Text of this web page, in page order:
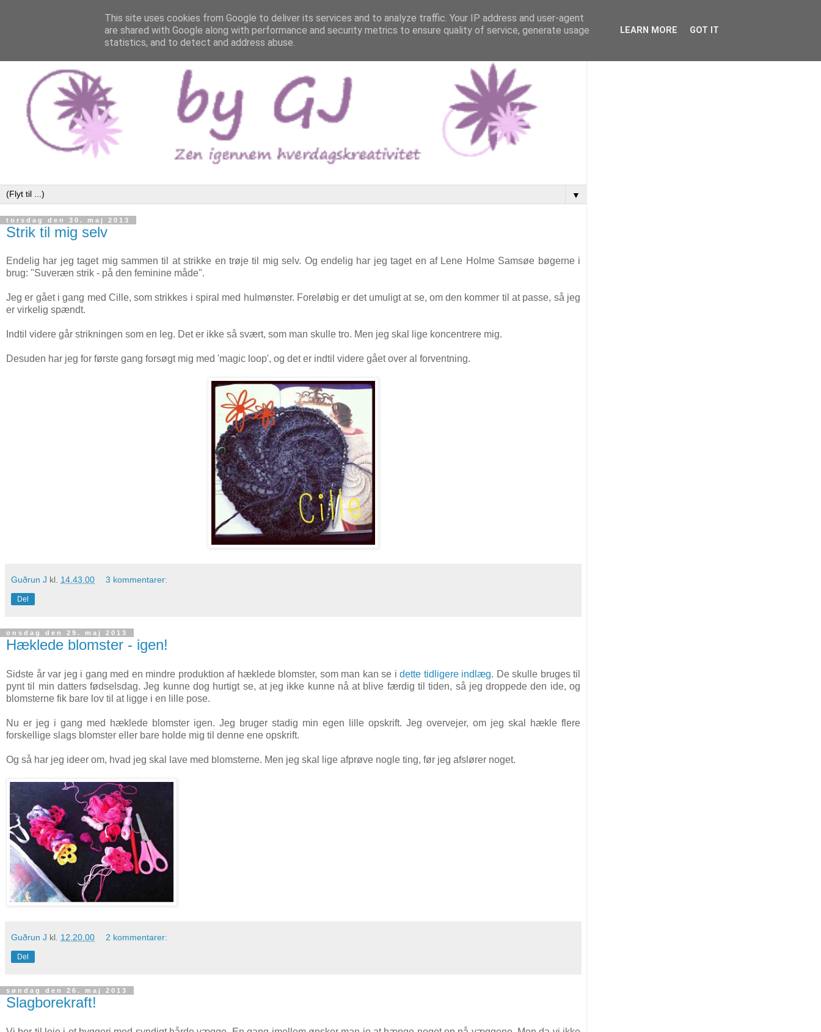
▼
torsdag den 30. maj 2013
Strik til mig selv
Endelig har jeg taget mig sammen til at strikke en trøje til mig selv. Og endelig har jeg taget en af Lene Holme Samsøe bøgerne i
brug: "Suveræn strik - på den feminine måde".
Jeg er gået i gang med Cille, som strikkes i spiral med hulmønster. Foreløbig er det umuligt at se, om den kommer til at passe, så jeg
er virkelig spændt.
Indtil videre går strikningen som en leg. Det er ikke så svært, som man skulle tro. Men jeg skal lige koncentrere mig.
Desuden har jeg for første gang forsøgt mig med 'magic loop', og det er indtil videre gået over al forventning.
Guðrun J kl. 14.43.00 3 kommentarer:
Del
onsdag den 29. maj 2013
Hæklede blomster - igen!
Sidste år var jeg i gang med en mindre produktion af hæklede blomster, som man kan se i dette tidligere indlæg. De skulle bruges til
pynt til min datters fødselsdag. Jeg kunne dog hurtigt se, at jeg ikke kunne nå at blive færdig til tiden, så jeg droppede den ide, og
blomsterne fik bare lov til at ligge i en lille pose.
Nu er jeg i gang med hæklede blomster igen. Jeg bruger stadig min egen lille opskrift. Jeg overvejer, om jeg skal hækle flere
forskellige slags blomster eller bare holde mig til denne ene opskrift.
Og så har jeg ideer om, hvad jeg skal lave med blomsterne. Men jeg skal lige afprøve nogle ting, før jeg afslører noget.
Guðrun J kl. 12.20.00 2 kommentarer:
Del
søndag den 26. maj 2013
Slagborekraft!
This site uses cookies from Google to deliver its services and to analyze traffic. Your IP address and user-agent
are shared with Google along with performance and security metrics to ensure quality of service, generate usage
statistics, and to detect and address abuse.
LEARN MORE GOT IT